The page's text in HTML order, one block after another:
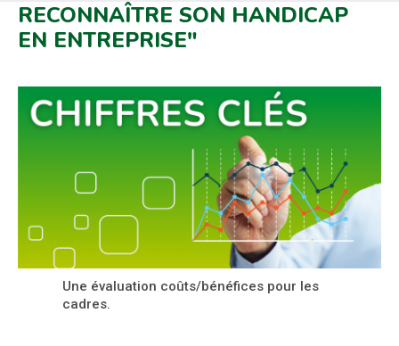
RECONNAÎTRE SON HANDICAP
EN ENTREPRISE"
Une évaluation coûts/bénéfices pour les
cadres.